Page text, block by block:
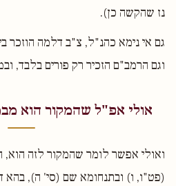
נז שהקשה כן).
גם אי נימא כהנ"ל, צ"ב דלמה הוזכר
וגם הרמב"ם הזכיר רק פורים בלבד,
אולי אפ"ל שהמקור הוא
ואולי אפשר לומר שהמקור לזה
(פט"ו, ו) ובתנחומא שם (סי' ה), בהא